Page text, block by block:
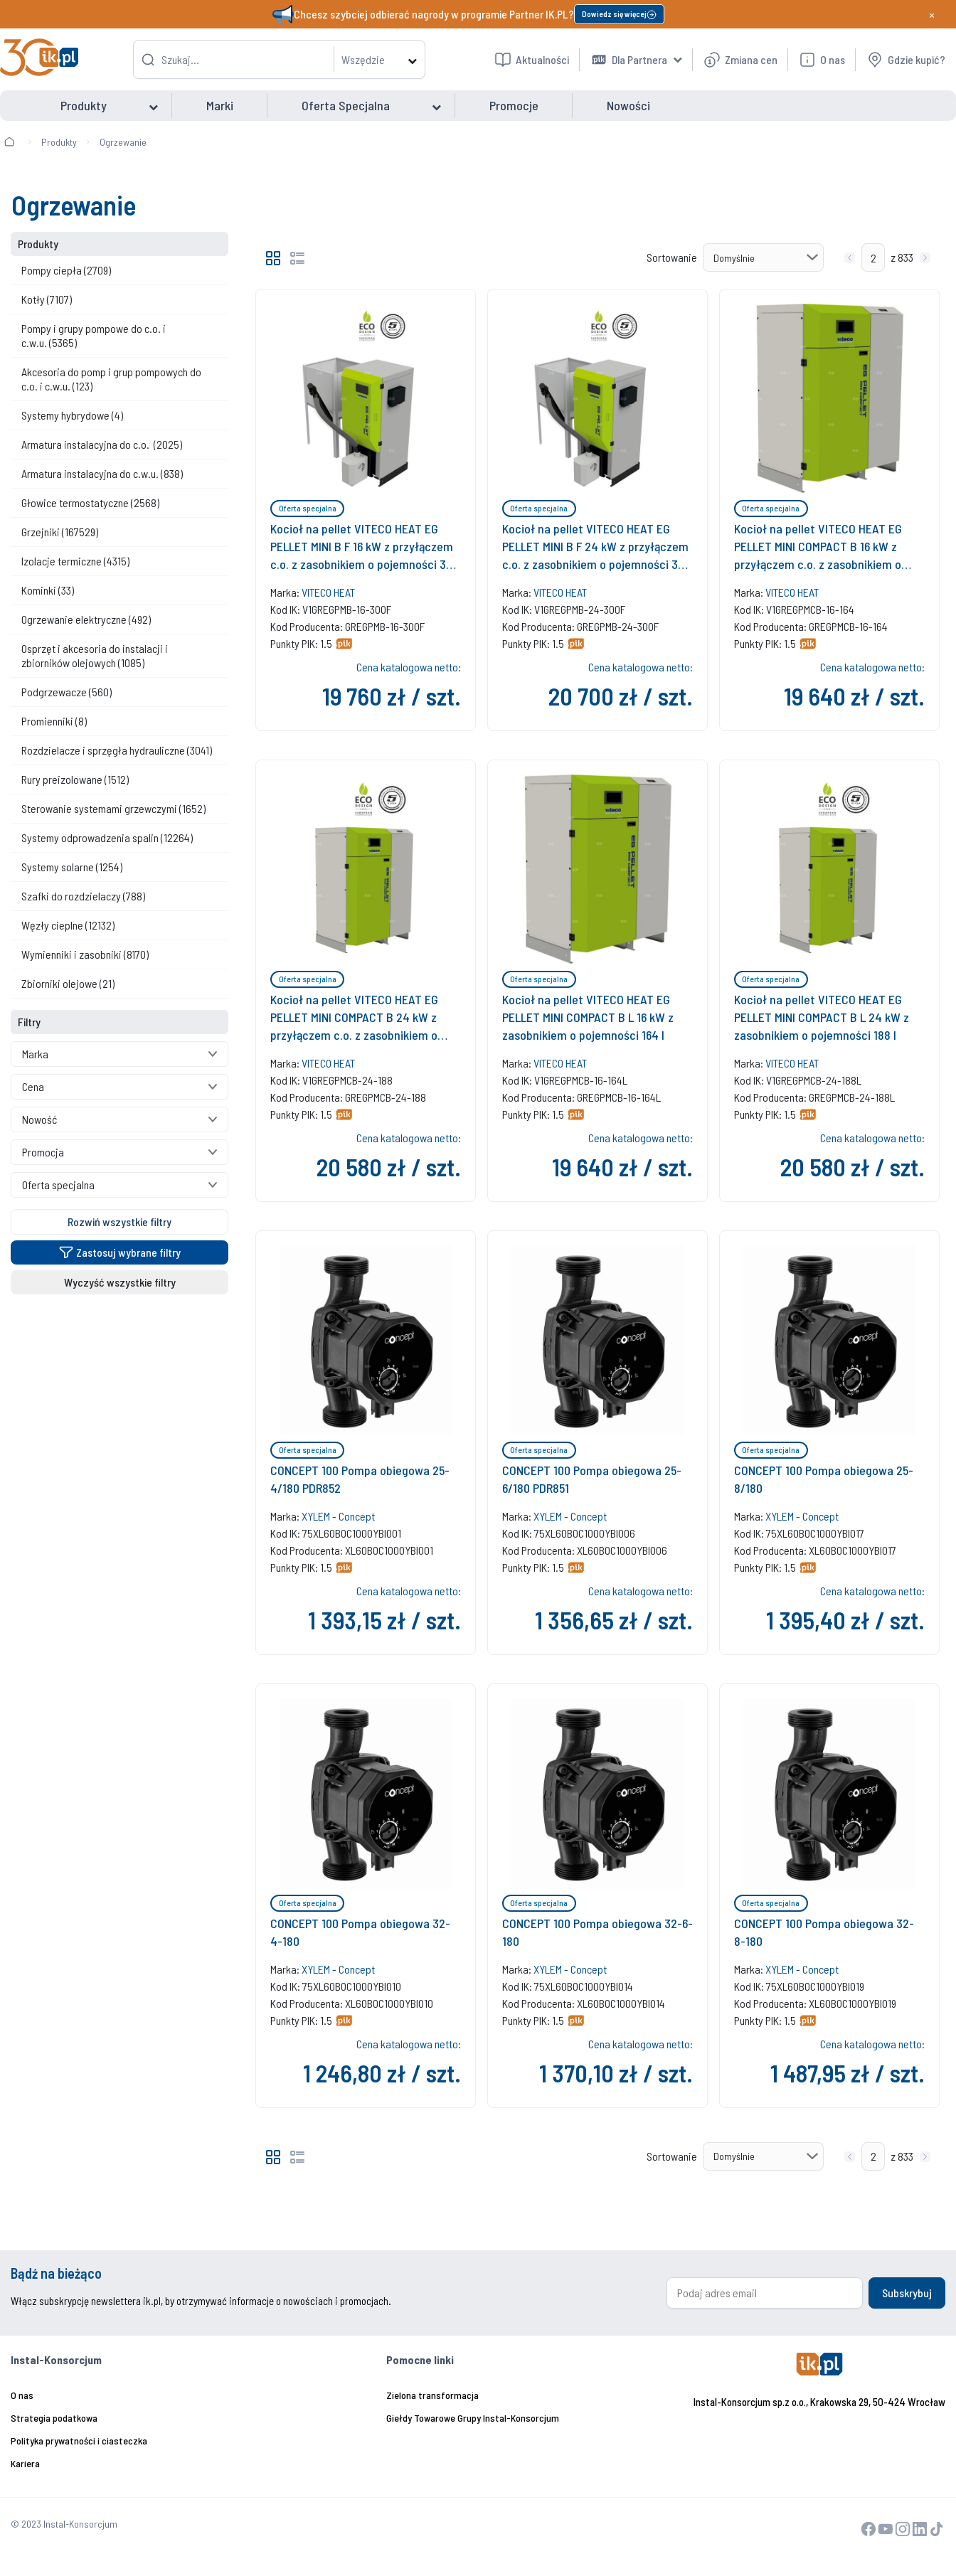
Chcesz szybciej odbierać nagrody w programie Partner IK.PL? Dowiedz się więcej ×
Wszędzie Aktualności Dla Partnera Zmiana cen O nas Gdzie kupić?
Produkty Marki Oferta Specjalna Promocje Nowości
Produkty Ogrzewanie
Ogrzewanie
Produkty
Pompy ciepła(2709)
Kotły(7107)
Pompy i grupy pompowe do c.o. i
c.w.u.(5365)
Akcesoria do pomp i grup pompowych do
c.o. i c.w.u.(123)
Systemy hybrydowe(4)
Armatura instalacyjna do c.o.(2025)
Armatura instalacyjna do c.w.u.(838)
Głowice termostatyczne(2568)
Grzejniki(167529)
Izolacje termiczne(4315)
Kominki(33)
Ogrzewanie elektryczne(492)
Osprzęt i akcesoria do instalacji i
zbiorników olejowych(1085)
Podgrzewacze(560)
Promienniki(8)
Rozdzielacze i sprzęgła hydrauliczne(3041)
Rury preizolowane(1512)
Sterowanie systemami grzewczymi(1652)
Systemy odprowadzenia spalin(12264)
Systemy solarne(1254)
Szafki do rozdzielaczy(788)
Węzły cieplne(12132)
Wymienniki i zasobniki(8170)
Zbiorniki olejowe(21)
Filtry
Marka
Cena
Nowość
Promocja
Oferta specjalna
Rozwiń wszystkie filtry
Zastosuj wybrane filtry
Wyczyść wszystkie filtry
Sortowanie z 833
Oferta specjalna
Kocioł na pellet VITECO HEAT EG
PELLET MINI B F 16 kW z przyłączem
c.o. z zasobnikiem o pojemności 300
Marka: VITECO HEAT
Kod IK: V1GREGPMB-16-300F
Kod Producenta: GREGPMB-16-300F
Punkty PIK: 1.5
Cena katalogowa netto:
19 760 zł / szt.
Oferta specjalna
Kocioł na pellet VITECO HEAT EG
PELLET MINI B F 24 kW z przyłączem
c.o. z zasobnikiem o pojemności 300
Marka: VITECO HEAT
Kod IK: V1GREGPMB-24-300F
Kod Producenta: GREGPMB-24-300F
Punkty PIK: 1.5
Cena katalogowa netto:
20 700 zł / szt.
Oferta specjalna
Kocioł na pellet VITECO HEAT EG
PELLET MINI COMPACT B 16 kW z
przyłączem c.o. z zasobnikiem o
Marka: VITECO HEAT
Kod IK: V1GREGPMCB-16-164
Kod Producenta: GREGPMCB-16-164
Punkty PIK: 1.5
Cena katalogowa netto:
19 640 zł / szt.
Oferta specjalna
Kocioł na pellet VITECO HEAT EG
PELLET MINI COMPACT B 24 kW z
przyłączem c.o. z zasobnikiem o
Marka: VITECO HEAT
Kod IK: V1GREGPMCB-24-188
Kod Producenta: GREGPMCB-24-188
Punkty PIK: 1.5
Cena katalogowa netto:
20 580 zł / szt.
Oferta specjalna
Kocioł na pellet VITECO HEAT EG
PELLET MINI COMPACT B L 16 kW z
zasobnikiem o pojemności 164 l
Marka: VITECO HEAT
Kod IK: V1GREGPMCB-16-164L
Kod Producenta: GREGPMCB-16-164L
Punkty PIK: 1.5
Cena katalogowa netto:
19 640 zł / szt.
Oferta specjalna
Kocioł na pellet VITECO HEAT EG
PELLET MINI COMPACT B L 24 kW z
zasobnikiem o pojemności 188 l
Marka: VITECO HEAT
Kod IK: V1GREGPMCB-24-188L
Kod Producenta: GREGPMCB-24-188L
Punkty PIK: 1.5
Cena katalogowa netto:
20 580 zł / szt.
Oferta specjalna
CONCEPT 100 Pompa obiegowa 25-
4/180 PDR852
Marka: XYLEM - Concept
Kod IK: 75XL60B0C1000YBI001
Kod Producenta: XL60B0C1000YBI001
Punkty PIK: 1.5
Cena katalogowa netto:
1 393,15 zł / szt.
Oferta specjalna
CONCEPT 100 Pompa obiegowa 25-
6/180 PDR851
Marka: XYLEM - Concept
Kod IK: 75XL60B0C1000YBI006
Kod Producenta: XL60B0C1000YBI006
Punkty PIK: 1.5
Cena katalogowa netto:
1 356,65 zł / szt.
Oferta specjalna
CONCEPT 100 Pompa obiegowa 25-
8/180
Marka: XYLEM - Concept
Kod IK: 75XL60B0C1000YBI017
Kod Producenta: XL60B0C1000YBI017
Punkty PIK: 1.5
Cena katalogowa netto:
1 395,40 zł / szt.
Oferta specjalna
CONCEPT 100 Pompa obiegowa 32-
4-180
Marka: XYLEM - Concept
Kod IK: 75XL60B0C1000YBI010
Kod Producenta: XL60B0C1000YBI010
Punkty PIK: 1.5
Cena katalogowa netto:
1 246,80 zł / szt.
Oferta specjalna
CONCEPT 100 Pompa obiegowa 32-6-
180
Marka: XYLEM - Concept
Kod IK: 75XL60B0C1000YBI014
Kod Producenta: XL60B0C1000YBI014
Punkty PIK: 1.5
Cena katalogowa netto:
1 370,10 zł / szt.
Oferta specjalna
CONCEPT 100 Pompa obiegowa 32-
8-180
Marka: XYLEM - Concept
Kod IK: 75XL60B0C1000YBI019
Kod Producenta: XL60B0C1000YBI019
Punkty PIK: 1.5
Cena katalogowa netto:
1 487,95 zł / szt.
Sortowanie z 833
Bądź na bieżąco
Włącz subskrypcję newslettera ik.pl, by otrzymywać informacje o nowościach i promocjach.
Subskrybuj
Instal-Konsorcjum
O nas
Strategia podatkowa
Polityka prywatności i ciasteczka
Kariera
Pomocne linki
Zielona transformacja
Giełdy Towarowe Grupy Instal-Konsorcjum
Instal-Konsorcjum sp.z o.o., Krakowska 29, 50-424 Wrocław
© 2023 Instal-Konsorcjum